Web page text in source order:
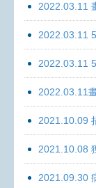
2022.03.11
2022.03.11
2022.03.11
2022.03.11
2021.10.09
2021.10.08
2021.09.30